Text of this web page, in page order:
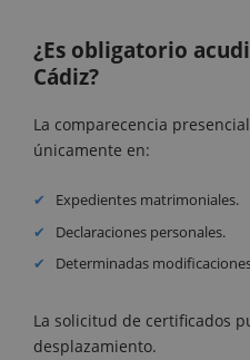
¿Es obligatorio
Cádiz?
La comparecencia
únicamente en:
Expedientes matrimoniales.
Declaraciones personales.
Determinadas
La solicitud de certificados
desplazamiento.